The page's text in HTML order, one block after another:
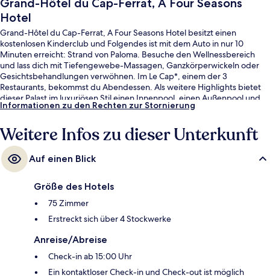
Hotel
Grand-Hôtel du Cap-Ferrat, A Four Seasons Hotel besitzt einen
kostenlosen Kinderclub und Folgendes ist mit dem Auto in nur 10
Minuten erreicht: Strand von Paloma. Besuche den Wellnessbereich
und lass dich mit Tiefengewebe-Massagen, Ganzkörperwickeln oder
Gesichtsbehandlungen verwöhnen. Im Le Cap*, einem der 3
Restaurants, bekommst du Abendessen. Als weitere Highlights bietet
dieser Palast im luxuriösen Stil einen Innenpool, einen Außenpool und
eine Poolbar.
Informationen zu den Rechten zur Stornierung
Weitere Infos zu dieser Unterkunft
Auf einen Blick
Größe des Hotels
75 Zimmer
Erstreckt sich über 4 Stockwerke
Anreise/Abreise
Check-in ab 15:00 Uhr
Ein kontaktloser Check-in und Check-out ist möglich